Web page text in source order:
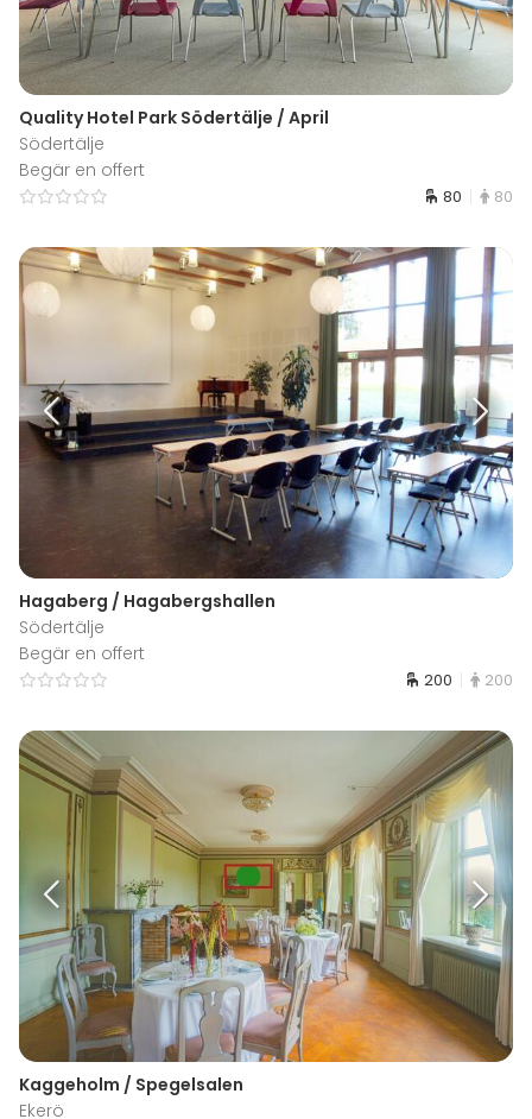
Quality Hotel Park Södertälje / April
Södertälje
Begär en offert
80 80
Hagaberg / Hagabergshallen
Södertälje
Begär en offert
200 200
Kaggeholm / Spegelsalen
Ekerö